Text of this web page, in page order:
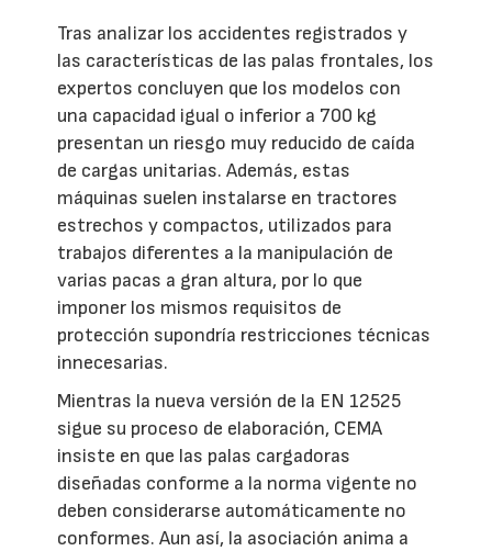
Tras analizar los accidentes registrados y
las características de las palas frontales, los
expertos concluyen que los modelos con
una capacidad igual o inferior a 700 kg
presentan un riesgo muy reducido de caída
de cargas unitarias. Además, estas
máquinas suelen instalarse en tractores
estrechos y compactos, utilizados para
trabajos diferentes a la manipulación de
varias pacas a gran altura, por lo que
imponer los mismos requisitos de
protección supondría restricciones técnicas
innecesarias.
Mientras la nueva versión de la EN 12525
sigue su proceso de elaboración, CEMA
insiste en que las palas cargadoras
diseñadas conforme a la norma vigente no
deben considerarse automáticamente no
conformes. Aun así, la asociación anima a